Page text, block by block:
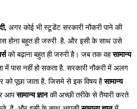
अगर कोई भी स्टूडेंट सरकारी नौकरी पाने की
होना बहुत ही जरुरी है. और इसी के साथ उसे
को बढ़ाना बहुत ही जरुरी है। जब तक वहसामान्य
में पास नहीं हो सकता है. सरकारी नौकरी में अलग
पूछा जाता है. जिसमे से इक विषय हैसामान्य
आपसामान्य ज्ञानकी अच्छी तरीके से तैयारी करते